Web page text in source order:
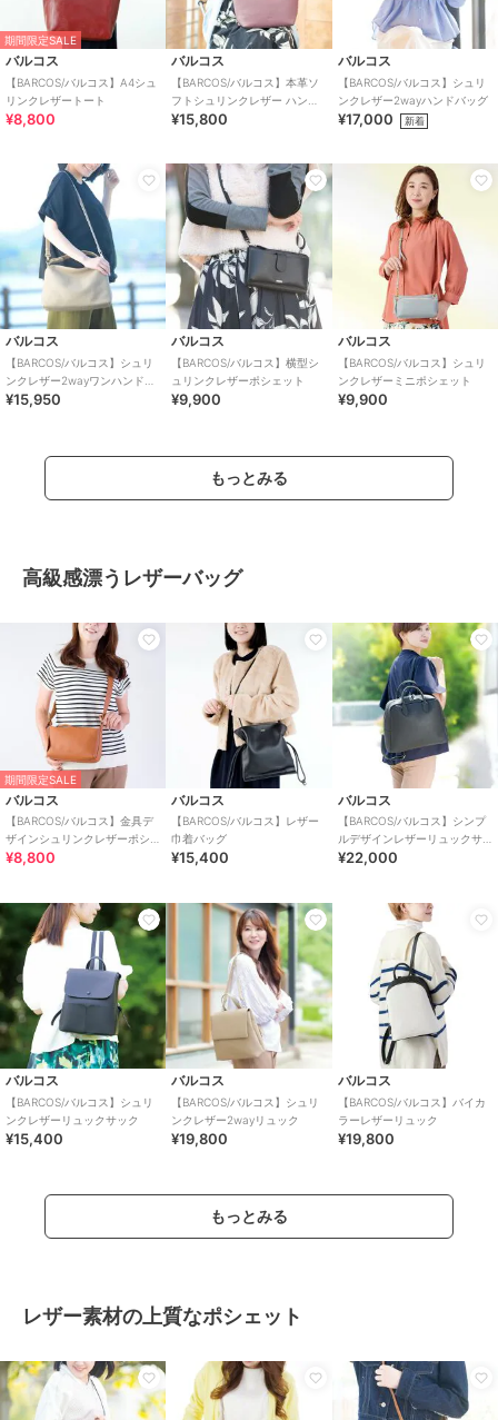
期間限定SALE
バルコス
【BARCOS/バルコス】A4シュ
リンクレザートート
¥8,800
バルコス
【BARCOS/バルコス】本革ソ
フトシュリンクレザー ハンド
ルデザインホーボーバッグ
¥15,800
バルコス
【BARCOS/バルコス】シュリ
ンクレザー2wayハンドバッグ
¥17,000 新着
バルコス
【BARCOS/バルコス】シュリ
ンクレザー2wayワンハンドバ
ッグ
¥15,950
バルコス
【BARCOS/バルコス】横型シ
ュリンクレザーポシェット
¥9,900
バルコス
【BARCOS/バルコス】シュリ
ンクレザーミニポシェット
¥9,900
もっとみる
高級感漂うレザーバッグ
期間限定SALE
バルコス
【BARCOS/バルコス】金具デ
ザインシュリンクレザーポシ
ェット
¥8,800
バルコス
【BARCOS/バルコス】レザー
巾着バッグ
¥15,400
バルコス
【BARCOS/バルコス】シンプ
ルデザインレザーリュックサ
ック
¥22,000
バルコス
【BARCOS/バルコス】シュリ
ンクレザーリュックサック
¥15,400
バルコス
【BARCOS/バルコス】シュリ
ンクレザー2wayリュック
¥19,800
バルコス
【BARCOS/バルコス】バイカ
ラーレザーリュック
¥19,800
もっとみる
レザー素材の上質なポシェット